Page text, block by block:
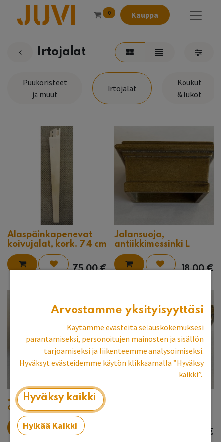
0 Kauppa
Irtojalat
Puukoristeet
ja muut
Irtojalat
Koukut
& lukot
Alaspäinkapenevat
koivujalat, kork. 74 cm
75,00€
Jalansuoja,
antiikkimessinki L
18,00€
Jalansuoja,
antiikkimessinki M
12,00 €
Arvostamme yksityisyyttäsi
Käytämme evästeitä selauskokemuksesi
parantamiseksi, personoitujen mainosten ja sisällön
tarjoamiseksi ja liikenteemme analysoimiseksi.
Hyväksyt evästeidemme käytön klikkaamalla ”Hyväksy
kaikki”.
Hyväksy kaikki
Hylkää Kaikki